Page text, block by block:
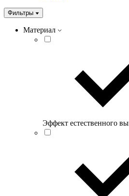
Фильтры
Материал
Эффект естественного